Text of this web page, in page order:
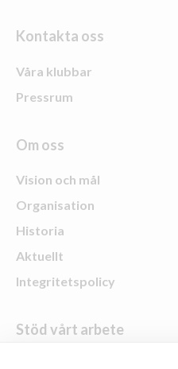
Kontakta oss
Våra klubbar
Pressrum
Om oss
Vision och mål
Organisation
Historia
Aktuellt
Integritetspolicy
Stöd vårt arbete